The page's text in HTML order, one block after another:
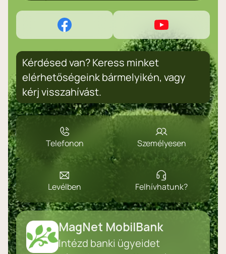
Kérdésed van? Keress minket
elérhetőségeink bármelyikén, vagy
kérj visszahívást.
Telefonon Személyesen
Levélben Felhívhatunk?
MagNet MobilBank
Intézd banki ügyeidet